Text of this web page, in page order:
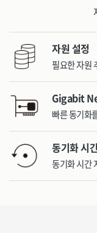
자원 설정
필요한 자원
Gigabit
빠른 동기화
동기화 시
동기화 시간